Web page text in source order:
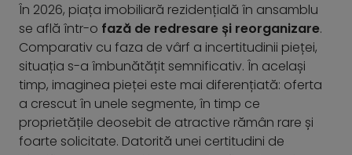
În 2026, piața imobiliară rezidențială în ansamblu
se află într-o fază de redresare și reorganizare.
Comparativ cu faza de vârf a incertitudinii pieței,
situația s-a îmbunătățit semnificativ. În același
timp, imaginea pieței este mai diferențiată: oferta
a crescut în unele segmente, în timp ce
proprietățile deosebit de atractive rămân rare și
foarte solicitate. Datorită unei certitudini de